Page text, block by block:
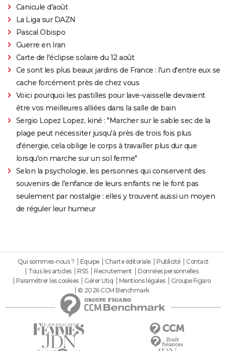
Canicule d'août
La Liga sur DAZN
Pascal Obispo
Guerre en Iran
Carte de l'éclipse solaire du 12 août
Ce sont les plus beaux jardins de France : l'un d'entre eux se
cache forcément près de chez vous
Voici pourquoi les pastilles pour lave-vaisselle devraient
être vos meilleures alliées dans la salle de bain
Sergio Lopez Lopez, kiné : "Marcher sur le sable sec de la
plage peut nécessiter jusqu'à près de trois fois plus
d'énergie, cela oblige le corps à travailler plus dur que
lorsqu'on marche sur un sol ferme"
Selon la psychologie, les personnes qui conservent des
souvenirs de l'enfance de leurs enfants ne le font pas
seulement par nostalgie : elles y trouvent aussi un moyen
de réguler leur humeur
Qui sommes-nous ? Equipe Charte éditoriale Publicité
Contact
Tous les articles
RSS Recrutement
Données personnelles
Paramétrer les cookies
Gérer Utiq Mentions légales
Groupe Figaro
© 2026 CCM Benchmark